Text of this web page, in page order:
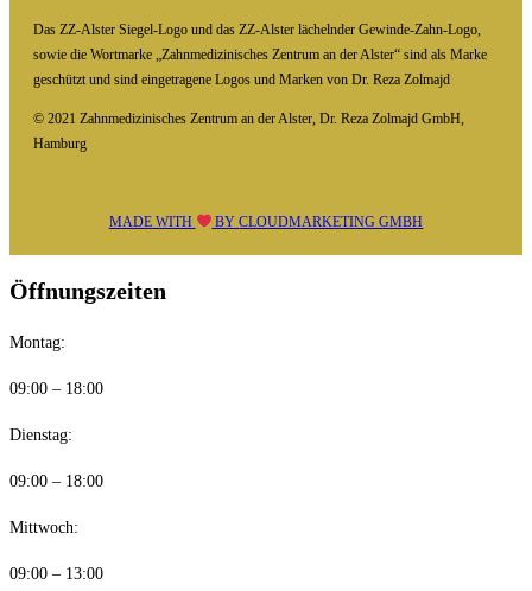
Das ZZ-Alster Siegel-Logo und das ZZ-Alster lächelnder Gewinde-Zahn-Logo,
sowie die Wortmarke „Zahnmedizinisches Zentrum an der Alster“ sind als Marke
geschützt und sind eingetragene Logos und Marken von Dr. Reza Zolmajd
© 2021 Zahnmedizinisches Zentrum an der Alster, Dr. Reza Zolmajd GmbH,
Hamburg
MADE WITH BYCLOUDMARKETING GMBH
Öffnungszeiten
Montag:
09:00 – 18:00
Dienstag:
09:00 – 18:00
Mittwoch:
09:00 – 13:00